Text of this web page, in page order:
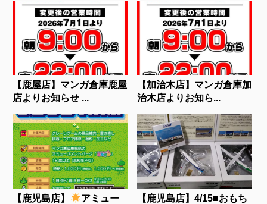
【鹿屋店】マンガ倉庫鹿屋
店よりお知らせ ...
【加治木店】マンガ倉庫加
治木店よりお知ら...
【鹿児島店】
アミュー
【鹿児島店】4/15■おもち